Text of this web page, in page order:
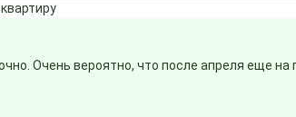
Очень вероятно, что после апреля еще